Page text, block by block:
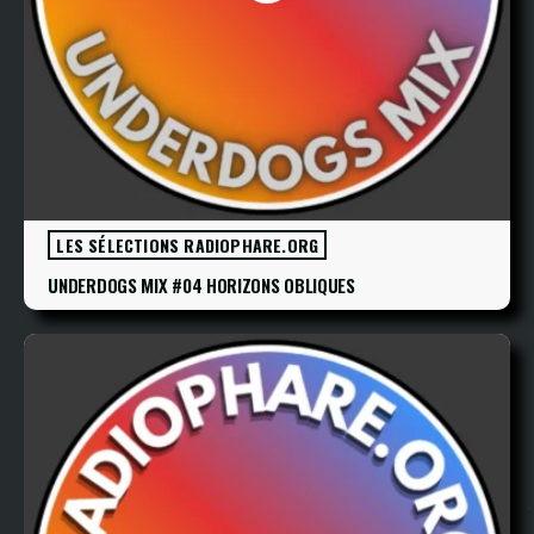
LES SÉLECTIONS RADIOPHARE.ORG
UNDERDOGS MIX #04 HORIZONS OBLIQUES